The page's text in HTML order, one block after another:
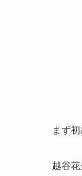
まず
越谷